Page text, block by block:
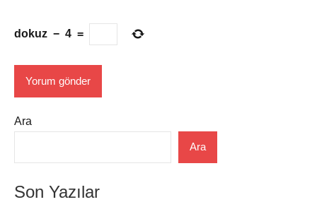
dokuz − 4 =
Ara
Ara
Son Yazılar